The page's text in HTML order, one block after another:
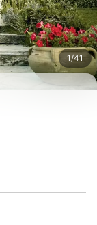
1/41